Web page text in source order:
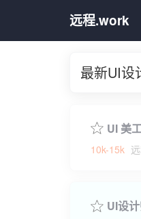
远程.work
最新UI设
UI 美
10k-15k
UI设